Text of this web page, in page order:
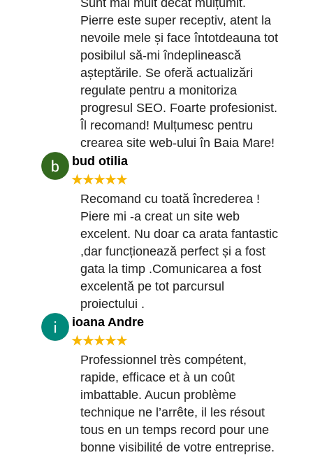
Pierre este super receptiv, atent la
nevoile mele și face întotdeauna tot
posibilul să-mi îndeplinească
așteptările. Se oferă actualizări
regulate pentru a monitoriza
progresul SEO. Foarte profesionist.
Îl recomand! Mulțumesc pentru
crearea site web-ului în Baia Mare!
bud otilia
★★★★★
Recomand cu toată încrederea !
Piere mi -a creat un site web
excelent. Nu doar ca arata fantastic
,dar funcționează perfect și a fost
gata la timp .Comunicarea a fost
excelentă pe tot parcursul
proiectului .
ioana Andre
★★★★★
Professionnel très compétent,
rapide, efficace et à un coût
imbattable. Aucun problème
technique ne l’arrête, il les résout
tous en un temps record pour une
bonne visibilité de votre entreprise.